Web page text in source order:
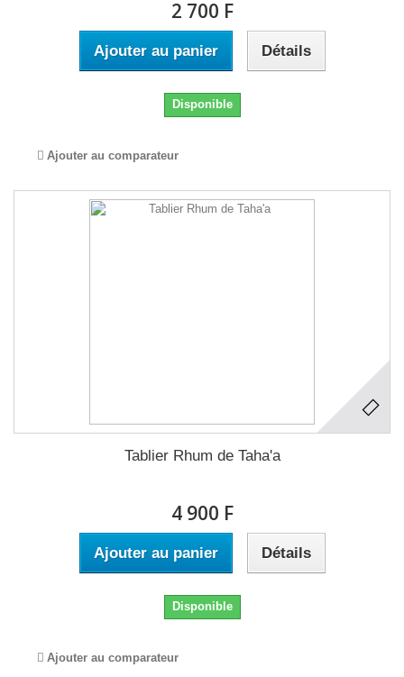
2 700 F
Ajouter au panier Détails
Disponible
Ajouter au comparateur
Tablier Rhum de Taha'a
4 900 F
Ajouter au panier Détails
Disponible
Ajouter au comparateur